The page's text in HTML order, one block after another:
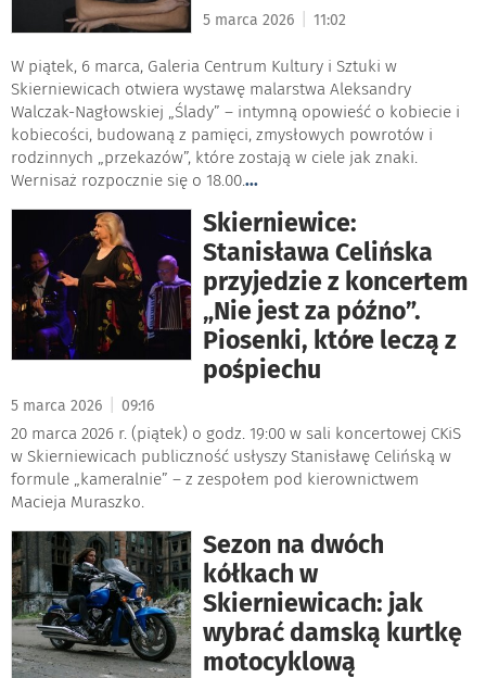
5 marca 2026 11:02
W piątek, 6 marca, Galeria Centrum Kultury i Sztuki w
Skierniewicach otwiera wystawę malarstwa Aleksandry
Walczak-Nagłowskiej „Ślady” – intymną opowieść o kobiecie i
kobiecości, budowaną z pamięci, zmysłowych powrotów i
rodzinnych „przekazów”, które zostają w ciele jak znaki.
Wernisaż rozpocznie się o 18.00....
Skierniewice:
Stanisława Celińska
przyjedzie z koncertem
„Nie jest za późno”.
Piosenki, które leczą z
pośpiechu
5 marca 2026 09:16
20 marca 2026 r. (piątek) o godz. 19:00 w sali koncertowej CKiS
w Skierniewicach publiczność usłyszy Stanisławę Celińską w
formule „kameralnie” – z zespołem pod kierownictwem
Macieja Muraszko.
Sezon na dwóch
kółkach w
Skierniewicach: jak
wybrać damską kurtkę
motocyklową